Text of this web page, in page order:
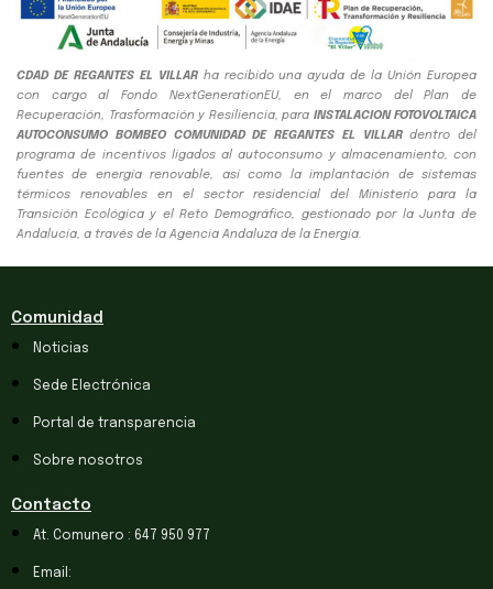
CDAD DE REGANTES EL VILLARha recibido una ayuda de la Unión Europea
con cargo al Fondo NextGenerationEU, en el marco del Plan de
Recuperación, Trasformación y Resiliencia, para INSTALACION FOTOVOLTAICA
AUTOCONSUMO BOMBEO COMUNIDAD DE REGANTES EL VILLARdentro del
programa de incentivos ligados al autoconsumo y almacenamiento, con
fuentes de energía renovable, así como la implantación de sistemas
térmicos renovables en el sector residencial del Ministerio para la
Transición Ecológica y el Reto Demográfico, gestionado por la Junta de
Andalucía, a través de la Agencia Andaluza de la Energía.
Comunidad
Noticias
Sede Electrónica
Portal de transparencia
Sobre nosotros
Contacto
At. Comunero : 647 950 977
Email: